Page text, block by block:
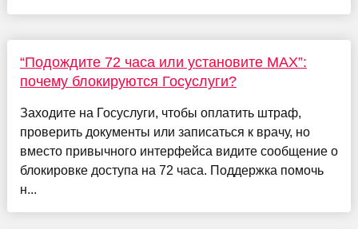
“Подождите 72 часа или установите MAX”:
почему блокируются Госуслуги?
Заходите на Госуслуги, чтобы оплатить штраф,
проверить документы или записаться к врачу, но
вместо привычного интерфейса видите сообщение о
блокировке доступа на 72 часа. Поддержка помочь
н...